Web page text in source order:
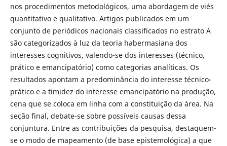
nos procedimentos metodológicos, uma abordagem de viés
quantitativo e qualitativo. Artigos publicados em um
conjunto de periódicos nacionais classificados no estrato A
são categorizados à luz da teoria habermasiana dos
interesses cognitivos, valendo-se dos interesses (técnico,
prático e emancipatório) como categorias analíticas. Os
resultados apontam a predominância do interesse técnico-
prático e a timidez do interesse emancipatório na produção,
cena que se coloca em linha com a constituição da área. Na
seção final, debate-se sobre possíveis causas dessa
conjuntura. Entre as contribuições da pesquisa, destaquem-
se o modo de mapeamento (de base epistemológica) a que